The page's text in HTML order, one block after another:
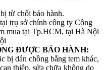
từ chối bảo hành.
trụ sở chính công ty Công
mua tại Tp.HCM, tại Hà Nội
ĐƯỢC BẢO HÀNH:
bị dán chồng bằng tem khác,
thiệp, sửa chữa không do